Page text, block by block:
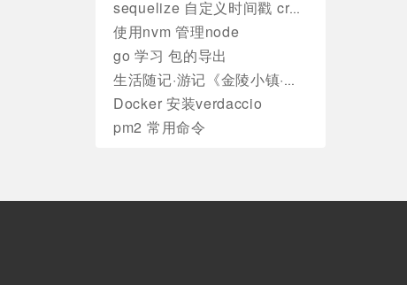
sequelize 自定义时间戳 createdAt updatedAt
使用nvm 管理node
go 学习 包的导出
生活随记·游记《金陵小镇·燕集里》
Docker 安装verdaccio
pm2 常用命令